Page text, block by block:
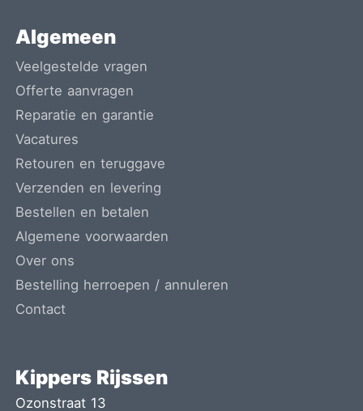
Algemeen
Veelgestelde vragen
Offerte aanvragen
Reparatie en garantie
Vacatures
Retouren en teruggave
Verzenden en levering
Bestellen en betalen
Algemene voorwaarden
Over ons
Bestelling herroepen / annuleren
Contact
Kippers Rijssen
Ozonstraat 13